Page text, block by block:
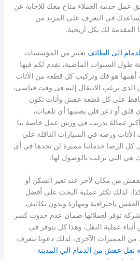
تجد فريق عمل خدمة العملاء متاح معك للإجابة عن
في التعرف على المزيد من
المقدمة لك بكل أريحية.
الي الطائف تعتبر من المؤسسات
طول السنوات الماضية، نقدم لكم فيها
هو فك وتركيب كل قطعة من الأثاث
الذي ترغب الانتقال إليه في وقت قياسي،
على كل قطعة عفش وأثاث تكون
قلق أو ذعر فلن يصيبها أي تلفيات،
عمالة تدربت في ورش عمل خاصة بنا
الأثاث ورصه في السيارات الناقلة على
كل الرضا خدماتنا مميزة لن تجدها في أي
هي التي نرغب بالوصول لها.
من مكان لآخر عند تغير السكن أو
لذلك تكثر عملية البحث على أفضل
باحترافية ومهارة وبدون تكاليف
توفر لعملائها ضمان عدم حدوث كسر
عملية النقل، وهذا كل يتوفر في
من المميزات الآخرى، لذلك دعونا نتعرف
نقل عفش من الدمام الي المدينة